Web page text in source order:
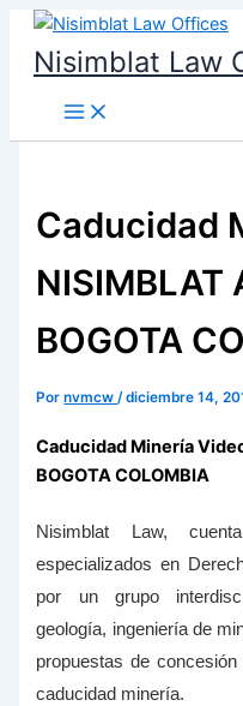
contenido
Nisimblat Law
Caducidad
NISIMBLAT
BOGOTA
Pornvmcw/diciembre 14,
Caducidad Minería
BOGOTA COLOMBIA
Nisimblat Law,
especializados en
por un grupo
geología, ingeniería de
propuestas de
caducidad minería.